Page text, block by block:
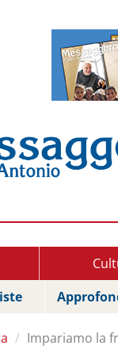
Impariamo la